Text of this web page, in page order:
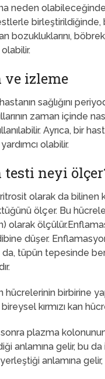
neden
bozukluklarını,
ve izleme
sağlığını
zaman içinde
Ayrıca, bir
olabilir.
testi neyi
olarak da bilinen
ölçer. Bu
düşer.
tüpün tepesinde
hücrelerinin birbirine
kırmızı kan
plazma
anlamına gelir, bu da
anlamına gelir,